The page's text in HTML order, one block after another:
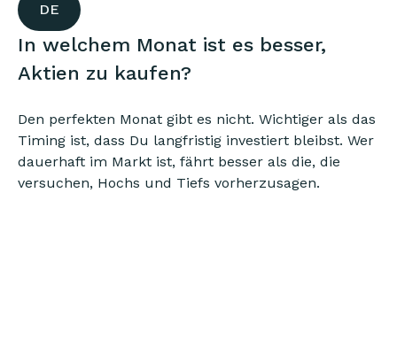
DE
In welchem Monat ist es besser,
Aktien zu kaufen?
Den perfekten Monat gibt es nicht. Wichtiger als das
Timing ist, dass Du langfristig investiert bleibst. Wer
dauerhaft im Markt ist, fährt besser als die, die
versuchen, Hochs und Tiefs vorherzusagen.